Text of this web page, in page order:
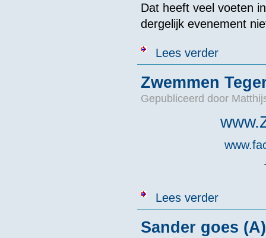
Dat heeft veel voeten
dergelijk evenement
Lees verderover Afgelast:
Zwemmen
Gepubliceerd door
Lees verderover
Sander goes